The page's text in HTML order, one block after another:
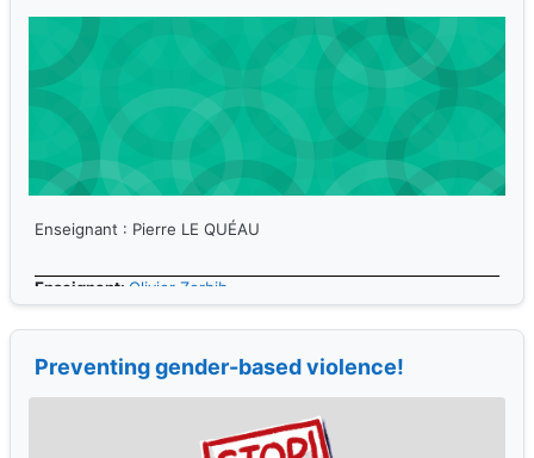
Enseignant : Pierre LE QUÉAU
Enseignant: Olivier Zerbib
Preventing gender-based violence!